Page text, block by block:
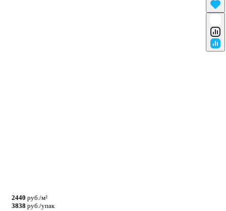
2440 руб./м²
3838 руб./упак